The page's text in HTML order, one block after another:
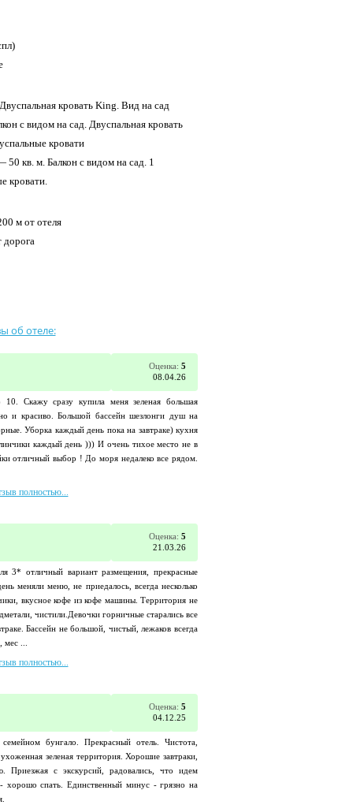
кровать King. Вид на сад
с видом на сад. Двуспальная кровать
кровати
кв. м. Балкон с видом на сад. 1
кровати.
м от отеля
дорога
об отеле:
Оценка: 5
08.04.26
Скажу сразу купила меня зеленая большая
и красиво. Большой бассейн шезлонги душ на
Уборка каждый день пока на завтраке) кухня
каждый день ))) И очень тихое место не в
отличный выбор ! До моря недалеко все рядом.
полностью...
Оценка: 5
21.03.26
3* отличный вариант размещения, прекрасные
меняли меню, не приедалось, всегда несколько
вкусное кофе из кофе машины. Территория не
чистили.Девочки горничные старались все
Бассейн не большой, чистый, лежаков всегда
мес ...
полностью...
Оценка: 5
04.12.25
бунгало. Прекрасный отель. Чистота,
зеленая территория. Хорошие завтраки,
Приезжая с экскурсий, радовались, что идем
хорошо спать. Единственный минус - грязно на